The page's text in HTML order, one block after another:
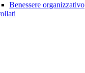
Benessere organizzativo